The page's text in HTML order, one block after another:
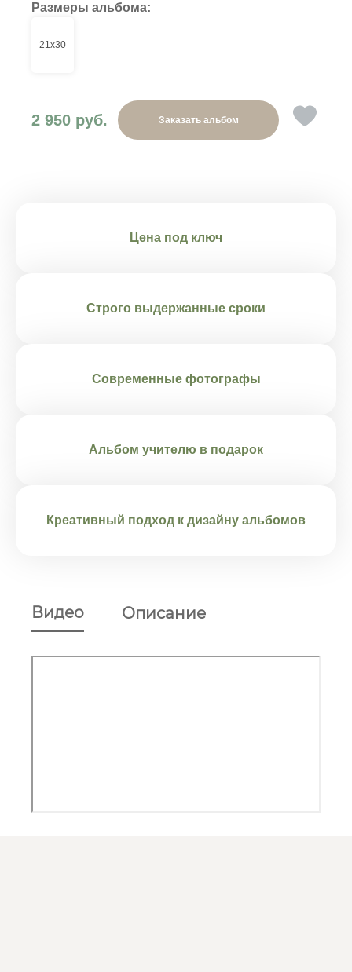
Размеры альбома:
21х30
2 950 руб. Заказать альбом
Добавить
в
Цена под ключ
Строго выдержанные сроки
Современные фотографы
Альбом учителю в подарок
Креативный подход к дизайну альбомов
Видео Описание